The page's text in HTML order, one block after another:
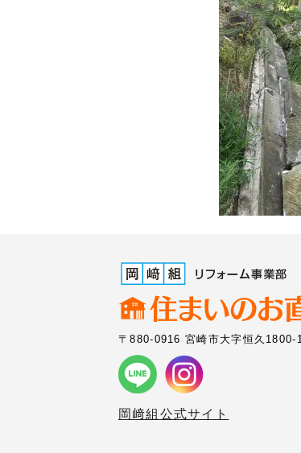
給湯器
その他
工事保証について
〒880-0916 宮崎市大字恒久1800-1
岡﨑組公式サイト